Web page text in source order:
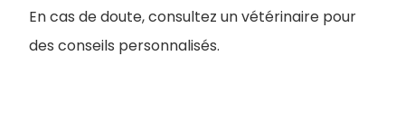
En cas de doute, consultez un vétérinaire pour
des conseils personnalisés.